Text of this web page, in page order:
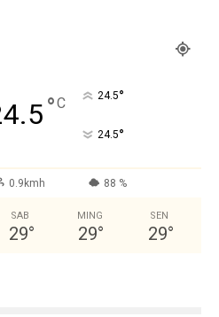
°C 24.5°
24.5°
0.9kmh 88 %
SAB
29°
MING
29°
SEN
29°